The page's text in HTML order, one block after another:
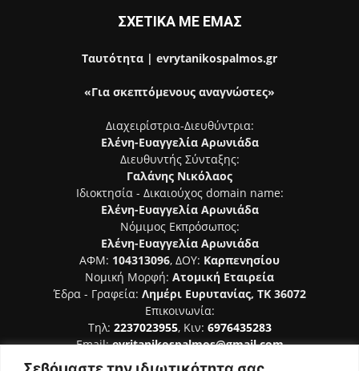
ΣΧΕΤΙΚΑ ΜΕ ΕΜΑΣ
Ταυτότητα | evrytanikospalmos.gr
«Για σκεπτόμενους αναγνώστες»
Διαχειρίστρια-Διευθύντρια:
Ελένη-Ευαγγελία Αρωνιάδα
Διευθυντής Σύνταξης:
Γαλάνης Νικόλαος
Ιδιοκτησία - Δικαιούχος domain name:
Ελένη-Ευαγγελία Αρωνιάδα
Νόμιμος Εκπρόσωπος:
Ελένη-Ευαγγελία Αρωνιάδα
ΑΦΜ: 104313096, ΔΟΥ: Καρπενησίου
Νομική Μορφή: Ατομική Εταιρεία
Έδρα - Γραφεία: Λημέρι Ευρυτανίας, ΤΚ 36072
Επικοινωνία:
Τηλ: 2237023955, Κιν: 6976435283
Email:evritanikospalmos@gmail.com